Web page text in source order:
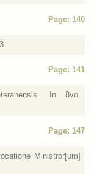
Page: 140
Page: 141
In 8vo.
Page: 147
Ministror[um]